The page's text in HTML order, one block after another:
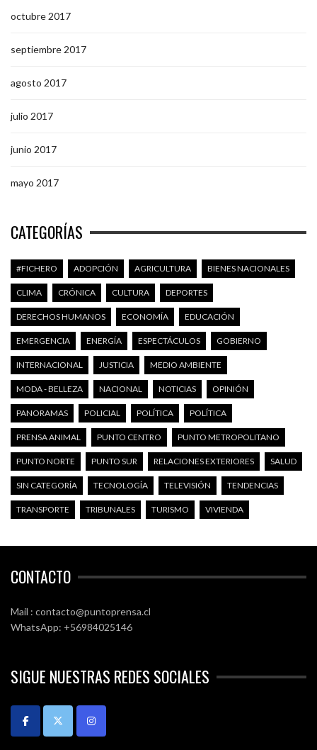
octubre 2017
septiembre 2017
agosto 2017
julio 2017
junio 2017
mayo 2017
CATEGORÍAS
#FICHERO ADOPCIÓN AGRICULTURA BIENES NACIONALES
CLIMA CRÓNICA CULTURA DEPORTES
DERECHOS HUMANOS ECONOMÍA EDUCACIÓN
EMERGENCIA ENERGÍA ESPECTÁCULOS GOBIERNO
INTERNACIONAL JUSTICIA MEDIO AMBIENTE
MODA - BELLEZA NACIONAL NOTICIAS OPINIÓN
PANORAMAS POLICIAL POLÍTICA POLÍTICA
PRENSA ANIMAL PUNTO CENTRO PUNTO METROPOLITANO
PUNTO NORTE PUNTO SUR RELACIONES EXTERIORES SALUD
SIN CATEGORÍA TECNOLOGÍA TELEVISIÓN TENDENCIAS
TRANSPORTE TRIBUNALES TURISMO VIVIENDA
CONTACTO
Mail : contacto@puntoprensa.cl
WhatsApp: +56984025146
SIGUE NUESTRAS REDES SOCIALES